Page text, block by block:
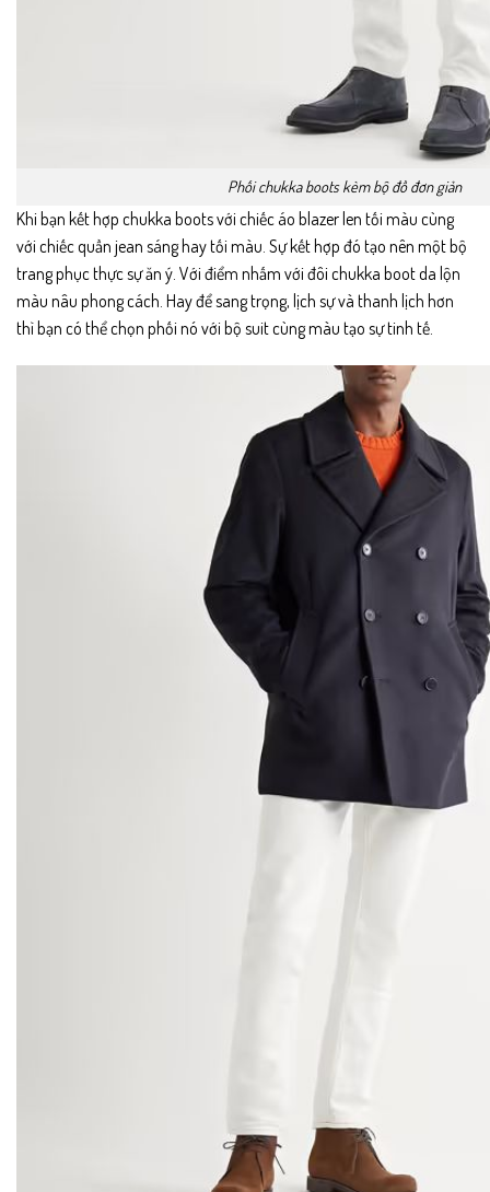
Phối chukka boots kèm bộ đồ đơn giản
Khi bạn kết hợp chukka boots với chiếc áo blazer len tối màu cùng
với chiếc quần jean sáng hay tối màu. Sự kết hợp đó tạo nên một bộ
trang phục thực sự ăn ý. Với điểm nhấm với đôi chukka boot da lộn
màu nâu phong cách. Hay để sang trọng, lịch sự và thanh lịch hơn
thì bạn có thể chọn phối nó với bộ suit cùng màu tạo sự tinh tế.